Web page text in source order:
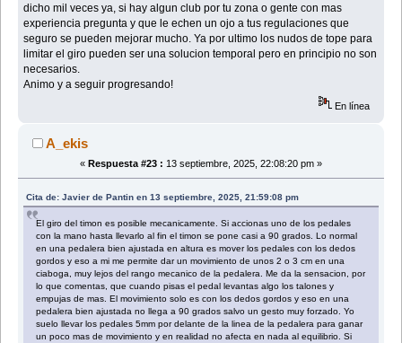
dicho mil veces ya, si hay algun club por tu zona o gente con mas
experiencia pregunta y que le echen un ojo a tus regulaciones que
seguro se pueden mejorar mucho. Ya por ultimo los nudos de tope para
limitar el giro pueden ser una solucion temporal pero en principio no son
necesarios.
Animo y a seguir progresando!
En línea
A_ekis
« Respuesta #23 : 13 septiembre, 2025, 22:08:20 pm »
Cita de: Javier de Pantin en 13 septiembre, 2025, 21:59:08 pm
El giro del timon es posible mecanicamente. Si accionas uno de los pedales
con la mano hasta llevarlo al fin el timon se pone casi a 90 grados. Lo normal
en una pedalera bien ajustada en altura es mover los pedales con los dedos
gordos y eso a mi me permite dar un movimiento de unos 2 o 3 cm en una
ciaboga, muy lejos del rango mecanico de la pedalera. Me da la sensacion, por
lo que comentas, que cuando pisas el pedal levantas algo los talones y
empujas de mas. El movimiento solo es con los dedos gordos y eso en una
pedalera bien ajustada no llega a 90 grados salvo un gesto muy forzado. Yo
suelo llevar los pedales 5mm por delante de la linea de la pedalera para ganar
un poco mas de movimiento y en realidad no afecta en nada al equilibrio. Si